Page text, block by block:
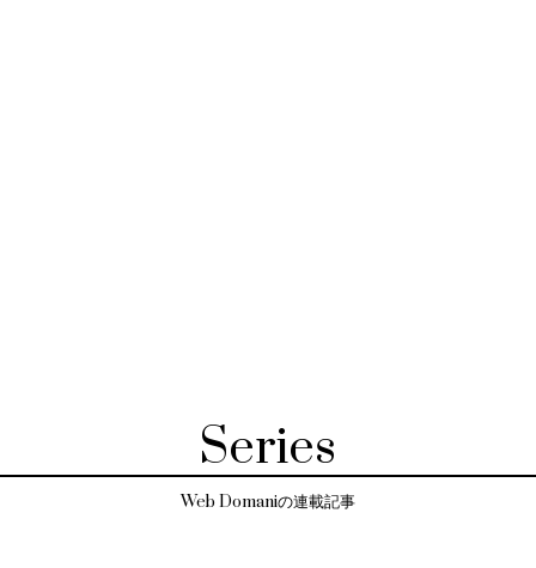
Series
Web Domaniの連載記事